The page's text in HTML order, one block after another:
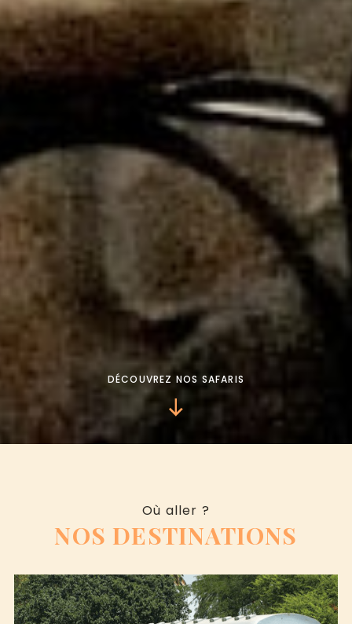
DÉCOUVREZ NOS SAFARIS
Où aller ?
NOS DESTINATIONS